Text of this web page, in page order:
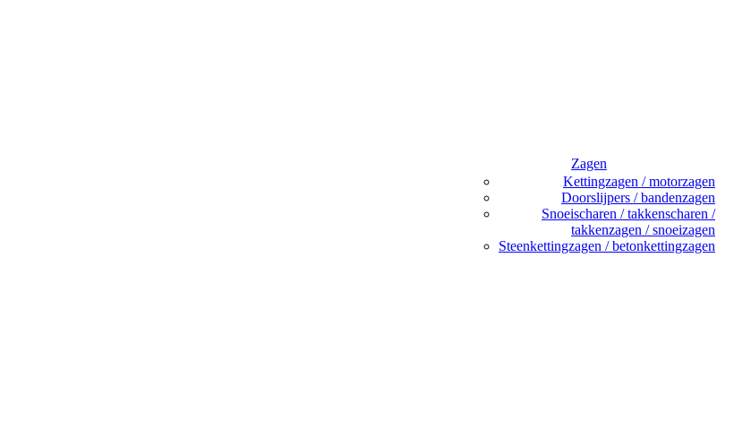
Zagen
Kettingzagen / motorzagen
Doorslijpers / bandenzagen
Snoeischaren / takkenscharen /
takkenzagen / snoeizagen
Steenkettingzagen / betonkettingzagen